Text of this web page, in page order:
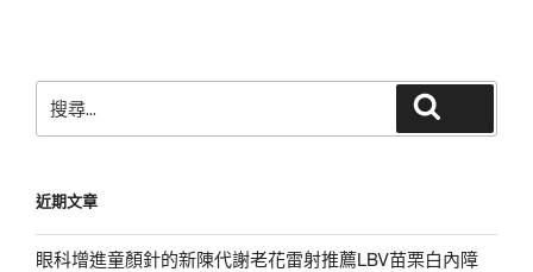
尋
字:
近期文章
眼科增進童顏針的新陳代謝老花雷射推薦LBV苗栗白內障